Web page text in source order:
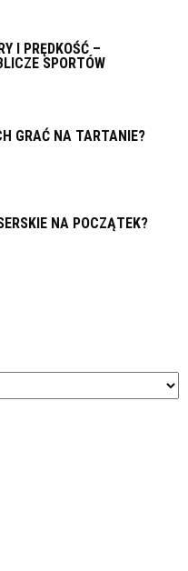
I PRĘDKOŚĆ –
SPORTÓW
GRAĆ NA TARTANIE?
NA POCZĄTEK?